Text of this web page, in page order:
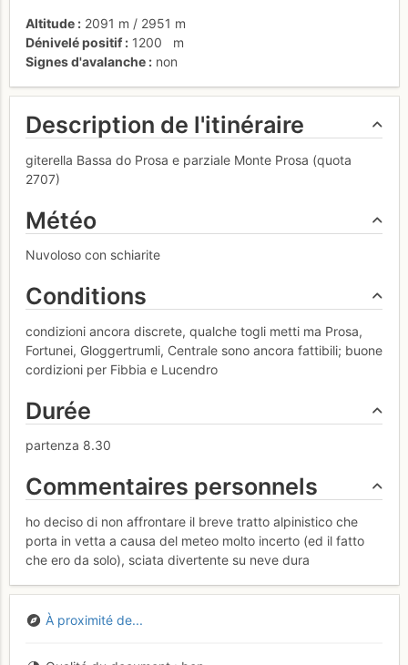
Altitude 2091 m / 2951 m
Dénivelé positif
1200
m
Signes d'avalanche
non
Description de l'itinéraire
giterella Bassa do Prosa e parziale Monte Prosa (quota
2707)
Météo
Nuvoloso con schiarite
Conditions
condizioni ancora discrete, qualche togli metti ma Prosa,
Fortunei, Gloggertrumli, Centrale sono ancora fattibili; buone
cordizioni per Fibbia e Lucendro
Durée
partenza 8.30
Commentaires personnels
ho deciso di non affrontare il breve tratto alpinistico che
porta in vetta a causa del meteo molto incerto (ed il fatto
che ero da solo), sciata divertente su neve dura
À proximité de...